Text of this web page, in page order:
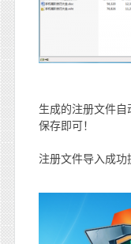
生成的注册文件
保存即可！
注册文件导入成功